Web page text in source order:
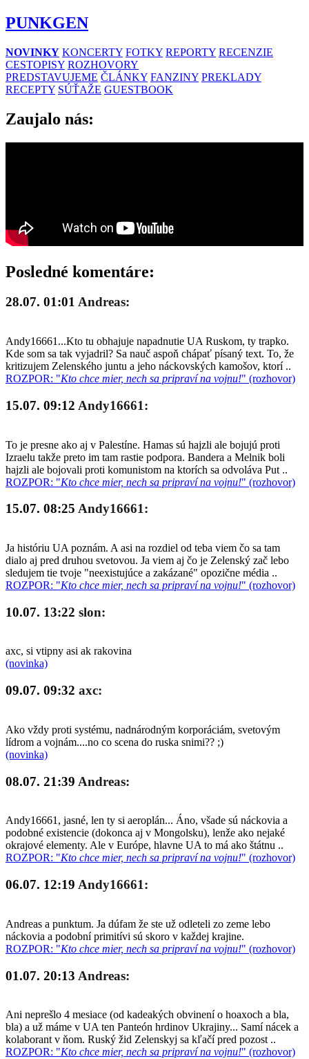
PUNKGEN
NOVINKY KONCERTY FOTKY REPORTY RECENZIE
CESTOPISY ROZHOVORY
PREDSTAVUJEME ČLÁNKY FANZINY PREKLADY
RECEPTY SÚŤAŽE GUESTBOOK
Zaujalo nás:
Posledné komentáre:
28.07. 01:01 Andreas:
Andy16661...Kto tu obhajuje napadnutie UA Ruskom, ty trapko.
Kde som sa tak vyjadril? Sa nauč aspoň chápať písaný text. To, že
kritizujem Zelenského juntu a jeho náckovských kamošov, ktorí ..
ROZPOR: "Kto chce mier, nech sa pripraví na vojnu!" (rozhovor)
15.07. 09:12 Andy16661:
To je presne ako aj v Palestíne. Hamas sú hajzli ale bojujú proti
Izraelu takže preto im tam rastie podpora. Bandera a Melnik boli
hajzli ale bojovali proti komunistom na ktorích sa odvoláva Put ..
ROZPOR: "Kto chce mier, nech sa pripraví na vojnu!" (rozhovor)
15.07. 08:25 Andy16661:
Ja históriu UA poznám. A asi na rozdiel od teba viem čo sa tam
dialo aj pred druhou svetovou. Ja viem aj čo je Zelenský zač lebo
sledujem tie tvoje "neexistujúce a zakázané" opozične média ..
ROZPOR: "Kto chce mier, nech sa pripraví na vojnu!" (rozhovor)
10.07. 13:22 slon:
axc, si vtipny asi ak rakovina
(novinka)
09.07. 09:32 axc:
Ako vždy proti systému, nadnárodným korporáciám, svetovým
lídrom a vojnám....no co scena do ruska snimi?? ;)
(novinka)
08.07. 21:39 Andreas:
Andy16661, jasné, len ty si aeroplán... Áno, všade sú náckovia a
podobné existencie (dokonca aj v Mongolsku), lenže ako nejaké
okrajové elementy. Ale v Európe, hlavne UA to má ako štátnu ..
ROZPOR: "Kto chce mier, nech sa pripraví na vojnu!" (rozhovor)
06.07. 12:19 Andy16661:
Andreas a punktum. Ja dúfam že ste už odleteli zo zeme lebo
náckovia a podobní primitívi sú skoro v každej krajine.
ROZPOR: "Kto chce mier, nech sa pripraví na vojnu!" (rozhovor)
01.07. 20:13 Andreas:
Ani neprešlo 4 mesiace (od kadeakých obvinení o hoaxoch a bla,
bla) a už máme v UA ten Panteón hrdinov Ukrajiny... Samí nácek a
kolaborant v ňom. Ruský žid Zelenskyj sa kľačí pred pozost ..
ROZPOR: "Kto chce mier, nech sa pripraví na vojnu!" (rozhovor)